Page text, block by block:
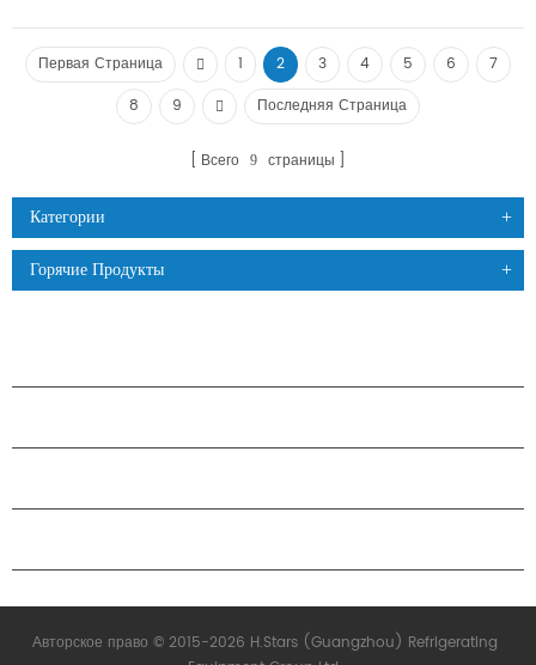
Первая Страница 1 2 3 4 5 6
7
8
9 Последняя Страница
Всего 9 страницы
Категории
Горячие Продукты
Авторское право © 2015-2026 H.Stars (Guangzhou) Refrigerating